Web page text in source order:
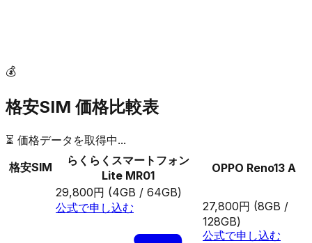
💰
格安SIM 価格比較表
⏳ 価格データを取得中...
格安SIM
らくらくスマートフォン
Lite MR01
OPPO Reno13 A
29,800円 (4GB / 64GB)
公式で申し込む
27,800円 (8GB /
128GB)
公式で申し込む